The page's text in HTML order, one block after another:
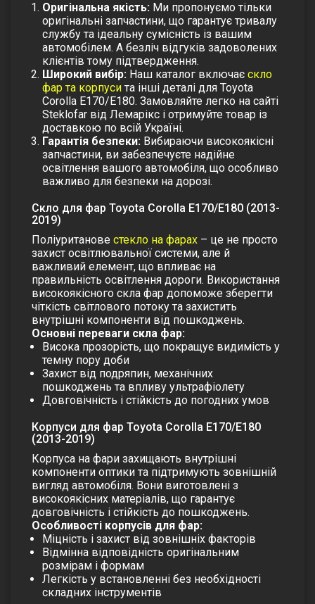
Оригінальна якість: Ми пропонуємо тільки
оригінальні запчастини, що гарантує тривалу
службу та ідеальну сумісність із вашим
автомобілем. А безліч відгуків задоволених
клієнтів тому підтвердження.
Широкий вибір: Наш каталог включає скло
фар та корпуси та інші деталі для Toyota
Corolla E170/E180. Замовляйте легко на сайті
Steklofar від Лемарікс і отримуйте товар із
доставкою по всій Україні.
Гарантія безпеки: Вибираючи високоякісні
запчастини, ви забезпечуєте надійне
освітлення вашого автомобіля, що особливо
важливо для безпеки на дорозі.
Скло для фар Toyota Corolla E170/E180 (2013-
2019)
Поліуританове стекло на фарах – це не просто
захист освітлювальної системи, але й
важливий елемент, що впливає на
правильність освітлення дороги. Використання
високоякісного скла фар допоможе зберегти
чіткість світлового потоку та захистить
внутрішні компоненти від пошкоджень.
Основні переваги скла фар:
Висока прозорість, що покращує видимість у
темну пору доби
Захист від подряпин, механічних
пошкоджень та впливу ультрафіолету
Довговічність і стійкість до погодних умов
Корпуси для фар Toyota Corolla E170/E180
(2013-2019)
Корпуса на фари захищають внутрішні
компоненти оптики та підтримують зовнішній
вигляд автомобіля. Вони виготовлені з
високоякісних матеріалів, що гарантує
довговічність і стійкість до пошкоджень.
Особливості корпусів для фар:
Міцність і захист від зовнішніх факторів
Відмінна відповідність оригінальним
розмірам і формам
Легкість у встановленні без необхідності
складних інструментів